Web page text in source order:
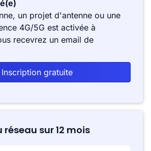
un projet d'antenne ou une
4G/5G est activée à
recevrez un email de
Inscription gratuite
sur 12 mois